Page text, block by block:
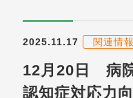
2025.11.17 関連情報
12月20日 病
認知症対応力